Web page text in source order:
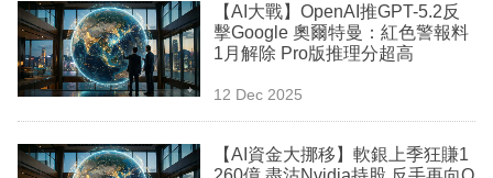
【AI大戰】OpenAI推GPT-5.2反
擊Google 奧爾特曼：紅色警報料
1月解除 Pro版推理分超高
12 Dec 2025
【AI資金大挪移】軟銀上季狂賺1